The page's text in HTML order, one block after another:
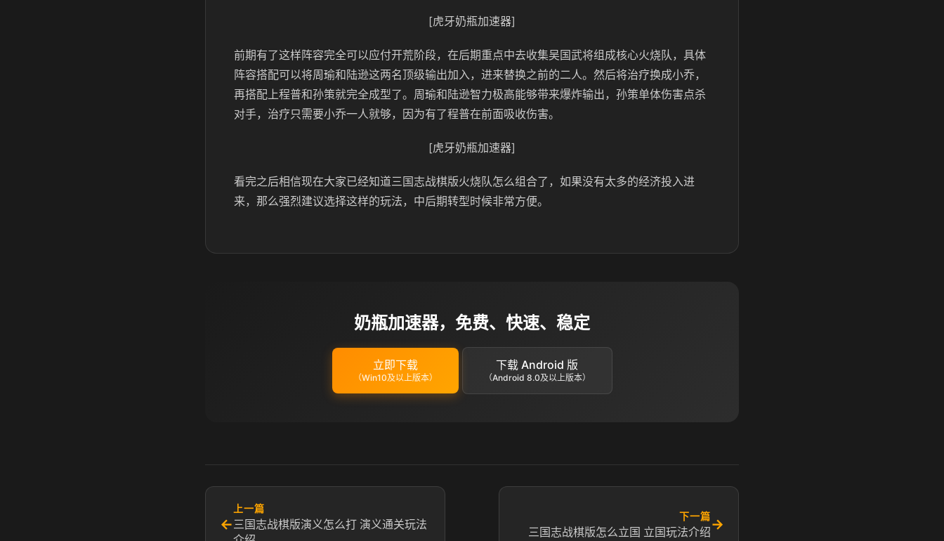
[虎牙奶瓶加速器]
前期有了这样阵容完全可以应付开荒阶段，在后期重点中去收集吴国武将组成核心火烧队，具体
阵容搭配可以将周瑜和陆逊这两名顶级输出加入，进来替换之前的二人。然后将治疗换成小乔，
再搭配上程普和孙策就完全成型了。周瑜和陆逊智力极高能够带来爆炸输出，孙策单体伤害点杀
对手，治疗只需要小乔一人就够，因为有了程普在前面吸收伤害。
[虎牙奶瓶加速器]
看完之后相信现在大家已经知道三国志战棋版火烧队怎么组合了，如果没有太多的经济投入进
来，那么强烈建议选择这样的玩法，中后期转型时候非常方便。
奶瓶加速器，免费、快速、稳定
立即下载
（Win10及以上版本）
下载 Android 版
（Android 8.0及以上版本）
←
上一篇
三国志战棋版演义怎么打 演义通关玩法
下一篇
三国志战棋版怎么立国 立国玩法介绍→